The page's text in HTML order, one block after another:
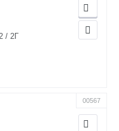
/ 2Г
00567